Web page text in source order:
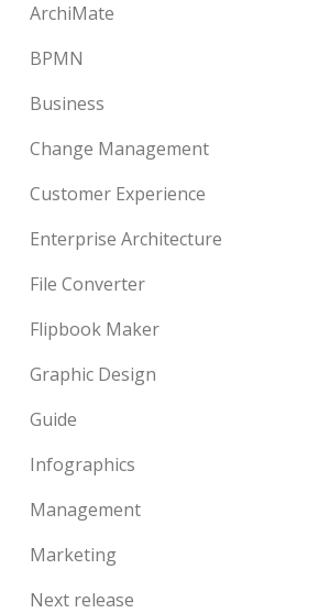
ArchiMate
BPMN
Business
Change Management
Customer Experience
Enterprise Architecture
File Converter
Flipbook Maker
Graphic Design
Guide
Infographics
Management
Marketing
Next release